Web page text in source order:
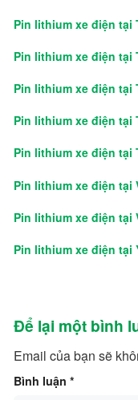
Pin lithium xe điện tại
Pin lithium xe điện tại
Pin lithium xe điện tại
Pin lithium xe điện tại
Pin lithium xe điện tại
Pin lithium xe điện tại
Pin lithium xe điện tại
Pin lithium xe điện tại
Để lại một bình
Email của bạn sẽ
Bình luận *